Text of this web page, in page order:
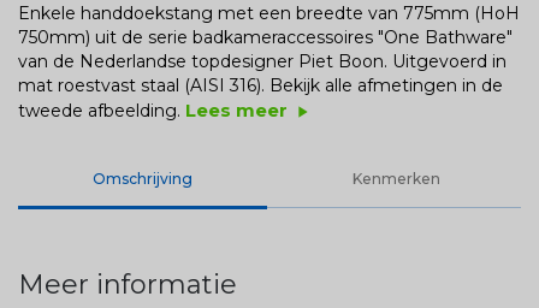
Enkele handdoekstang met een breedte van 775mm (HoH
750mm) uit de serie badkameraccessoires "One Bathware"
van de Nederlandse topdesigner Piet Boon. Uitgevoerd in
mat roestvast staal (AISI 316). Bekijk alle afmetingen in de
tweede afbeelding. Lees meer play_arrow
Omschrijving Kenmerken
Meer informatie